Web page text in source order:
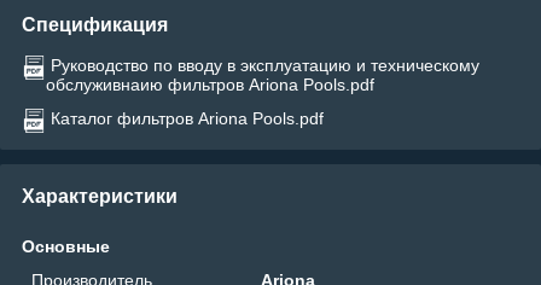
Спецификация
Руководство по вводу в эксплуатацию и техническому
обслуживнаию фильтров Ariona Pools.pdf
Каталог фильтров Ariona Pools.pdf
Характеристики
Основные
Производитель
Ariona